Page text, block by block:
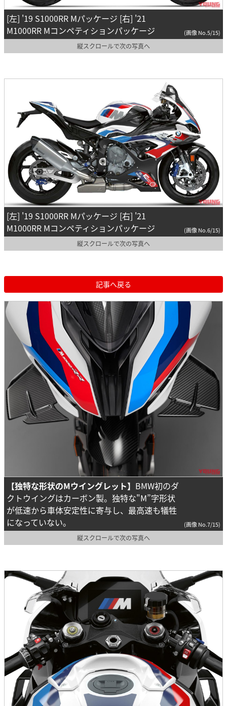
[左] '19 S1000RR Mパッケージ [右] '21
M1000RR Mコンペティションパッケージ
(画像 No.5/15)
縦スクロールで次の写真へ
[左] '19 S1000RR Mパッケージ [右] '21
M1000RR Mコンペティションパッケージ
(画像 No.6/15)
縦スクロールで次の写真へ
記事へ戻る
【独特な形状のMウイングレット】 BMW初のダ
クトウイングはカーボン製。独特な"M”字形状
が低速から車体安定性に寄与し、最高速も犠牲
になっていない。
(画像 No.7/15)
縦スクロールで次の写真へ